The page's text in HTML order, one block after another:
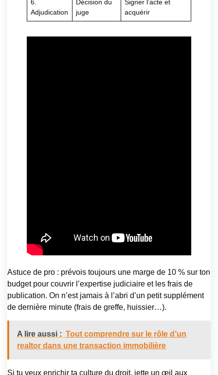
6.
Adjudication
Décision du
juge
Signer l’acte et
acquérir
Astuce de pro : prévois toujours une marge de 10 % sur ton
budget pour couvrir l’expertise judiciaire et les frais de
publication. On n’est jamais à l’abri d’un petit supplément
de dernière minute (frais de greffe, huissier…).
A lire aussi : Tout comprendre sur le rôle d’un
realtor dans une transaction immobilière
Si tu veux enrichir ta culture du droit, jette un œil aux